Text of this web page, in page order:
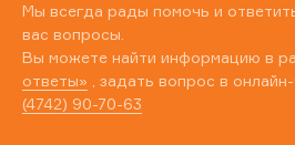
Мы всегда рады помочь и
вас вопросы.
Вы можете найти информацию в
ответы» , задать вопрос в
(4742) 90-70-63